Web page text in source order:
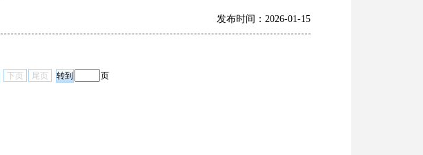
发布时间：2026-01-15
下页 尾页 页